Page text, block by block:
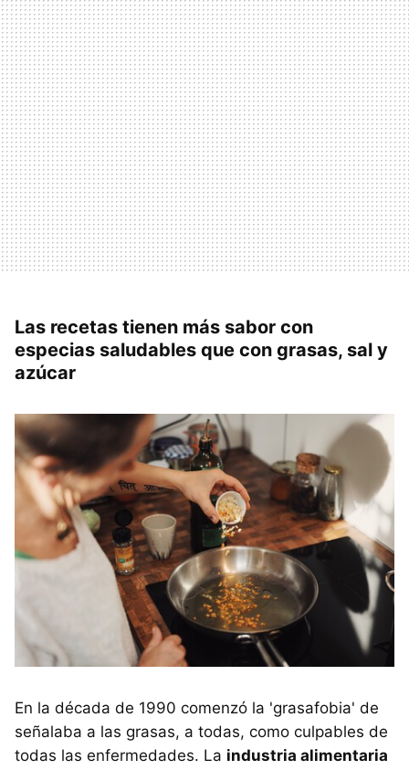
Las recetas tienen más sabor con
especias saludables que con grasas, sal y
azúcar
En la década de 1990 comenzó la 'grasafobia' de
señalaba a las grasas, a todas, como culpables de
todas las enfermedades. La industria alimentaria